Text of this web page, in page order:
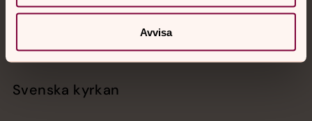
Avvisa
Digitalt brev
Svenska kyrkan